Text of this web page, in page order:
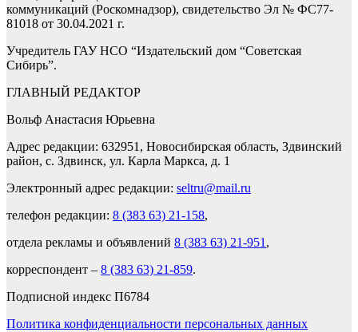
коммуникаций (Роскомнадзор), свидетельство Эл № ФС77-
81018 от 30.04.2021 г.
Учредитель ГАУ НСО “Издательский дом “Советская
Сибирь”.
ГЛАВНЫЙ РЕДАКТОР
Вольф Анастасия Юрьевна
Адрес редакции: 632951, Новосибирская область, Здвинский
район, с. Здвинск, ул. Карла Маркса, д. 1
Электронный адрес редакции: seltru@mail.ru
телефон редакции: 8 (383 63) 21-158,
отдела рекламы и объявлений 8 (383 63) 21-951 ,
корреспондент – 8 (383 63) 21-859.
Подписной индекс П6784
Политика конфиденциальности персональных данных